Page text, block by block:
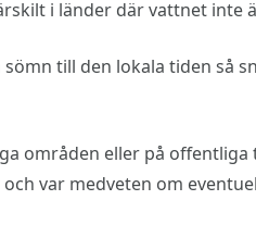
i länder där vattnet inte
till den lokala tiden så
områden eller på
var medveten om